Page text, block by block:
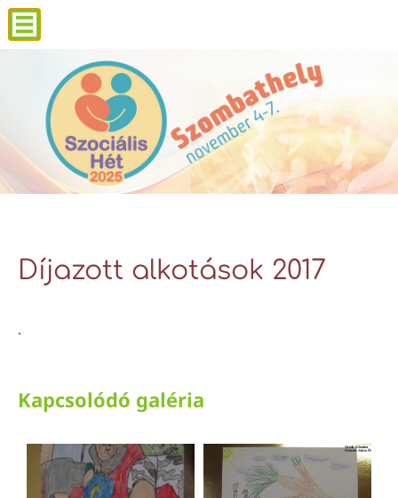
Díjazott alkotások 2017
.
Kapcsolódó galéria